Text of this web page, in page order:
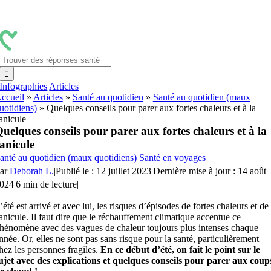
contenu
Infographies Articles
» Articles» Santé au quotidien » Santé au quotidien (maux
» Quelques conseils pour parer aux fortes chaleurs et à la
conseils pour parer aux fortes chaleurs et à la
au quotidien (maux quotidiens) Santé en voyages
Deborah L.|Publié le : 12 juillet 2023|Dernière mise à jour : 14 août
|6 min de lecture|
est arrivé et avec lui, les risques d’épisodes de fortes chaleurs et de
Il faut dire que le réchauffement climatique accentue ce
avec des vagues de chaleur toujours plus intenses chaque
Or, elles ne sont pas sans risque pour la santé, particulièrement
les personnes fragiles. En ce début d’été, on fait le point sur le
avec des explications et quelques conseils pour parer aux